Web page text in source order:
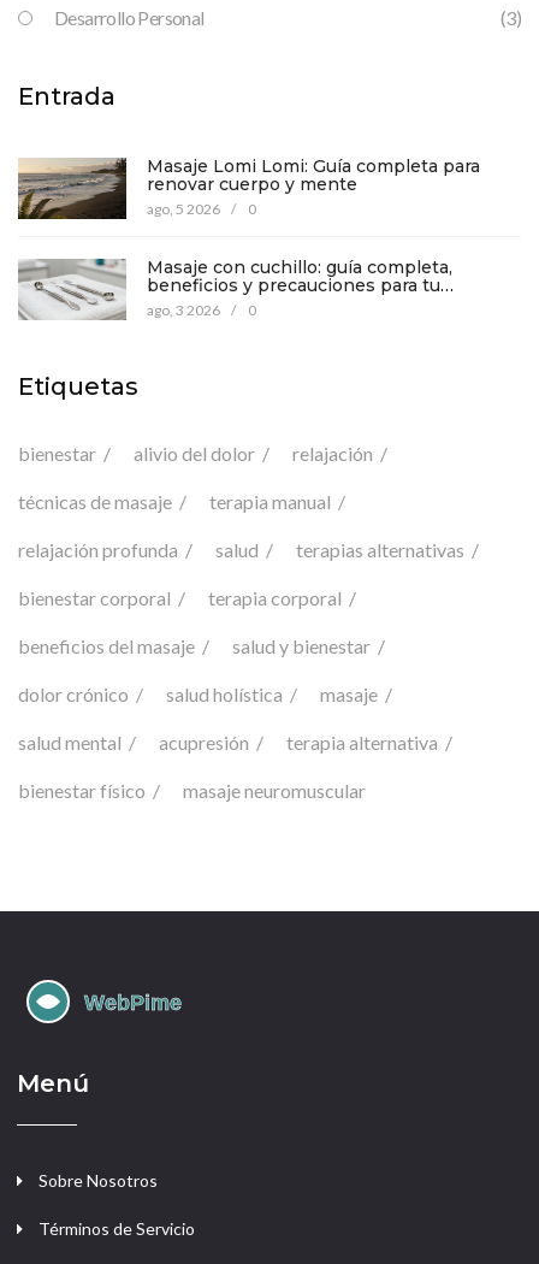
Desarrollo Personal (3)
Entrada
Masaje Lomi Lomi: Guía completa para
renovar cuerpo y mente
ago, 5 2026 / 0
Masaje con cuchillo: guía completa,
beneficios y precauciones para tu
bienestar
ago, 3 2026 / 0
Etiquetas
bienestar alivio del dolor relajación
técnicas de masaje terapia manual
relajación profunda salud terapias alternativas
bienestar corporal terapia corporal
beneficios del masaje salud y bienestar
dolor crónico salud holística masaje
salud mental acupresión terapia alternativa
bienestar físico masaje neuromuscular
Menú
Sobre Nosotros
Términos de Servicio